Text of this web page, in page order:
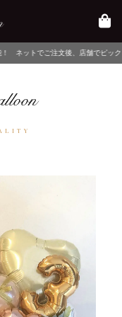
後、店舗でピックアップするだけ